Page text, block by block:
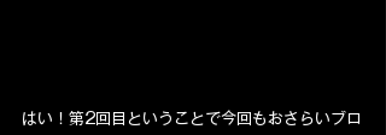
はい！第2回目ということで今回もおさらいブロ